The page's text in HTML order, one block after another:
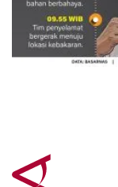
Evakuasi
Mutiara
3 Agustus 2026